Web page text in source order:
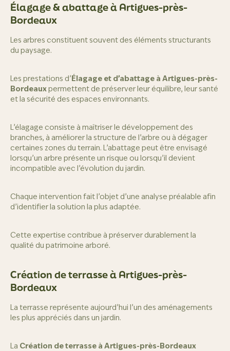
Élagage & abattage à Artigues-près-
Bordeaux
Les arbres constituent souvent des éléments structurants
du paysage.
Les prestations d’Élagage et d’abattage à Artigues-près-
Bordeauxpermettent de préserver leur équilibre, leur santé
et la sécurité des espaces environnants.
L’élagage consiste à maîtriser le développement des
branches, à améliorer la structure de l’arbre ou à dégager
certaines zones du terrain. L’abattage peut être envisagé
lorsqu’un arbre présente un risque ou lorsqu’il devient
incompatible avec l’évolution du jardin.
Chaque intervention fait l’objet d’une analyse préalable afin
d’identifier la solution la plus adaptée.
Cette expertise contribue à préserver durablement la
qualité du patrimoine arboré.
Création de terrasse à Artigues-près-
Bordeaux
La terrasse représente aujourd’hui l’un des aménagements
les plus appréciés dans un jardin.
La Création de terrasse à Artigues-près-Bordeaux